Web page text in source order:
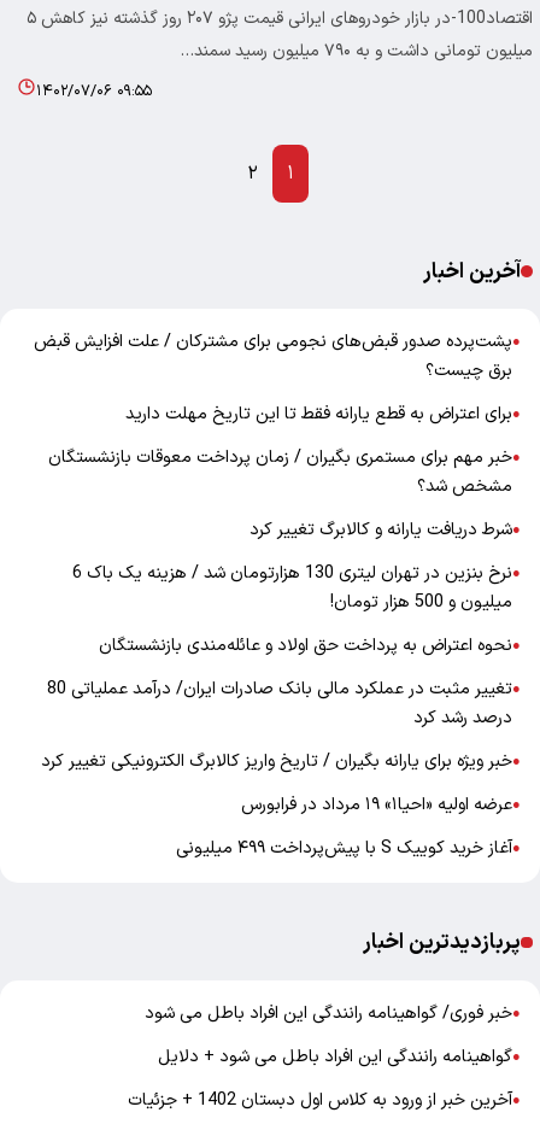
اقتصاد100-در بازار خودروهای ایرانی قیمت پژو ۲۰۷ روز گذشته نیز کاهش ۵
میلیون تومانی داشت و به ۷۹۰ میلیون رسید سمند…
۱۴۰۲/۰۷/۰۶ ۰۹:۵۵
۱ ۲
آخرین اخبار
●پشت‌پرده صدور قبض‌های نجومی برای مشترکان / علت افزایش قبض
برق چیست؟
●برای اعتراض به قطع یارانه فقط تا این تاریخ مهلت دارید
●خبر مهم برای مستمری بگیران / زمان پرداخت معوقات بازنشستگان
مشخص شد؟
●شرط دریافت یارانه و کالابرگ تغییر کرد
●
نرخ بنزین در تهران لیتری 130 هزارتومان شد / هزینه یک باک 6
میلیون و 500 هزار تومان!
●نحوه اعتراض به پرداخت حق اولاد و عائله‌مندی بازنشستگان
●
تغییر مثبت در عملکرد مالی بانک صادرات ایران/ درآمد عملیاتی 80
درصد رشد کرد
●خبر ویژه برای یارانه بگیران / تاریخ واریز کالابرگ الکترونیکی تغییر کرد
●عرضه اولیه «احیا۱» ۱۹ مرداد در فرابورس
●آغاز خرید کوییک S با پیش‌پرداخت ۴۹۹ میلیونی
پربازدیدترین اخبار
●خبر فوری/ گواهینامه رانندگی این افراد باطل می شود
●گواهینامه رانندگی این افراد باطل می شود + دلایل
●آخرین خبر از ورود به کلاس اول دبستان 1402 + جزئیات